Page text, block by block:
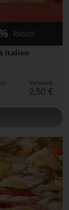
Italien
Rabatt
Versand:
2,50 €